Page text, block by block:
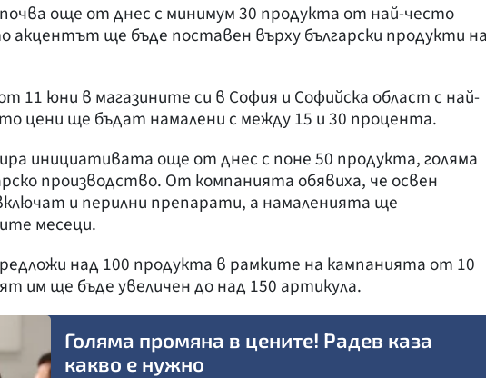
още от днес с минимум 30 продукта от най-често
акцентът ще бъде поставен върху български продукти
11 юни в магазините си в София и Софийска област с най-
цени ще бъдат намалени с между 15 и 30 процента.
инициативата още от днес с поне 50 продукта, голяма
производство. От компанията обявиха, че освен
и перилни препарати, а намаленията ще
месеци.
над 100 продукта в рамките на кампанията от 10
им ще бъде увеличен до над 150 артикула.
Голяма промяна в цените! Радев каза
какво е нужно